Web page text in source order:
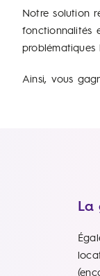
Notre solution
fonctionnalités
problématiques
Ainsi, vous
La